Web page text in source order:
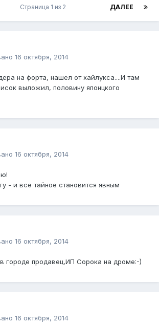
ДАЛЕЕ
Страница 1 из 2
16 октября, 2014
на форта, нашел от хайлукса....И там
выложил, половину японцкого
16 октября, 2014
- и все тайное становится явным
16 октября, 2014
городе продавец,ИП Сорока на дроме:-)
16 октября, 2014